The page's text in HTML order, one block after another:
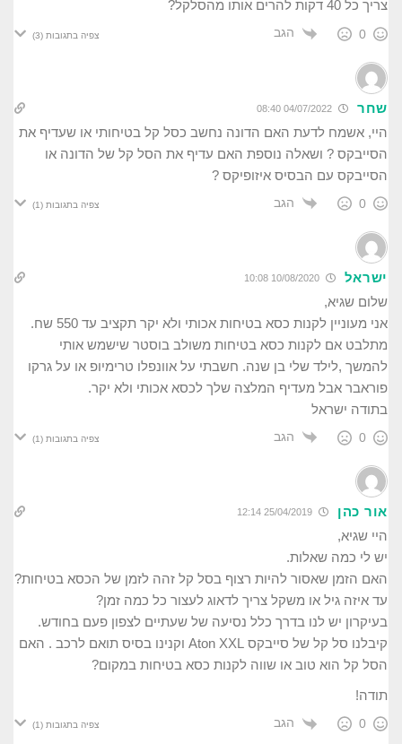
צריך כל 40 דקות להרים אותו מהסלקל?
0 הגב צפיה בתגובות (3)
שחר 04/07/2022 08:40
היי, אשמח לדעת האם הדונה נחשב כסל קל בטיחותי או שעדיף את
הסייבקס ? ושאלה נוספת האם עדיף את הסל קל של הדונה או
הסייבקס עם הבסיס איזופיקס ?
0 הגב צפיה בתגובות (1)
ישראל 10/08/2020 10:08
שלום שגיא,
אני מעוניין לקנות כסא בטיחות אכותי ולא יקר תקציב עד 550 שח.
מתלבט אם לקנות כסא בטיחות משולב בוסטר שישמש אותי
להמשך ,לילד שלי בן שנה. חשבתי על אוונפלו טרימיופ או על גרקו
פוראבר אבל מעדיף המלצה שלך לכסא אכותי ולא יקר.
בתודה ישראל
0 הגב צפיה בתגובות (1)
אור כהן
היי שגיא,
יש לי כמה שאלות.
האם הזמן שאסור להיות רצוף בסל קל זהה לזמן של הכסא בטיחות?
עד איזה גיל או משקל צריך לדאוג לעצור כל כמה זמן?
בעיקרון יש לנו בדרך כלל נסיעה של שעתיים לצפון פעם בחודש.
קיבלנו סל קל של סייבקס Aton XXL וקנינו בסיס תואם לרכב . האם
הסל קל הוא טוב או שווה לקנות כסא בטיחות במקום?
תודה!
0 הגב צפיה בתגובות (1)